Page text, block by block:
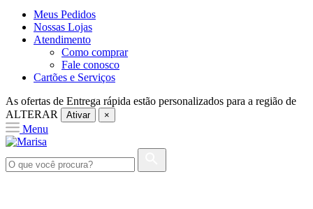
Meus Pedidos
Nossas Lojas
Atendimento
Como comprar
Fale conosco
Cartões e Serviços
As ofertas de Entrega rápida estão personalizados para a região de
ALTERAR
Ativar ×
Menu